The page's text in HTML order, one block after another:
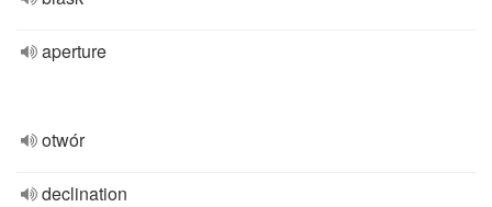
aperture
otwór
declination